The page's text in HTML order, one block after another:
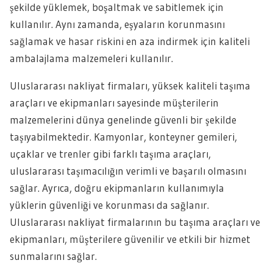
şekilde yüklemek, boşaltmak ve sabitlemek için
kullanılır. Aynı zamanda, eşyaların korunmasını
sağlamak ve hasar riskini en aza indirmek için kaliteli
ambalajlama malzemeleri kullanılır.
Uluslararası nakliyat firmaları, yüksek kaliteli taşıma
araçları ve ekipmanları sayesinde müşterilerin
malzemelerini dünya genelinde güvenli bir şekilde
taşıyabilmektedir. Kamyonlar, konteyner gemileri,
uçaklar ve trenler gibi farklı taşıma araçları,
uluslararası taşımacılığın verimli ve başarılı olmasını
sağlar. Ayrıca, doğru ekipmanların kullanımıyla
yüklerin güvenliği ve korunması da sağlanır.
Uluslararası nakliyat firmalarının bu taşıma araçları ve
ekipmanları, müşterilere güvenilir ve etkili bir hizmet
sunmalarını sağlar.